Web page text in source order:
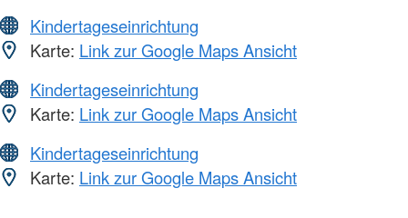
Kindertageseinrichtung
Karte: Link zur Google Maps Ansicht
Kindertageseinrichtung
Karte: Link zur Google Maps Ansicht
Kindertageseinrichtung
Karte: Link zur Google Maps Ansicht